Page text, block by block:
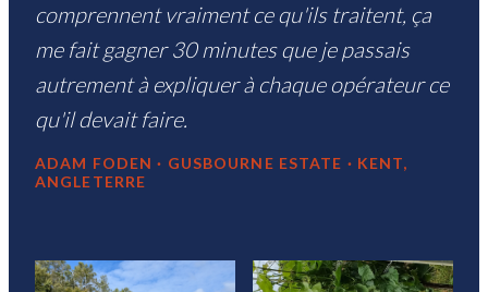
comprennent vraiment ce qu'ils traitent, ça
me fait gagner 30 minutes que je passais
autrement à expliquer à chaque opérateur ce
qu'il devait faire.
ADAM FODEN · GUSBOURNE ESTATE · KENT,
ANGLETERRE